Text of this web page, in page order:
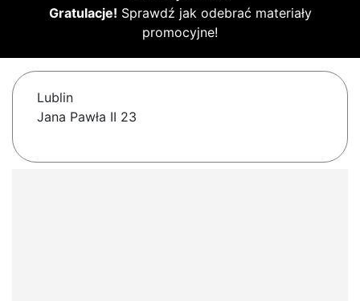
Gratulacje! Sprawdź jak odebrać materiały
promocyjne!
Lublin
Jana Pawła II 23